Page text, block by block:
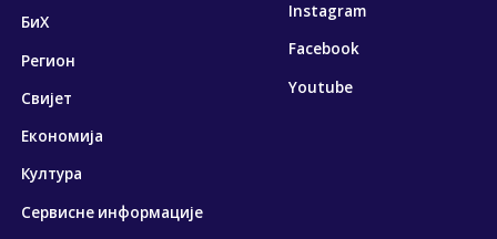
БиХ
Регион
Свијет
Економија
Култура
Сервисне информације
Instagram
Facebook
Youtube